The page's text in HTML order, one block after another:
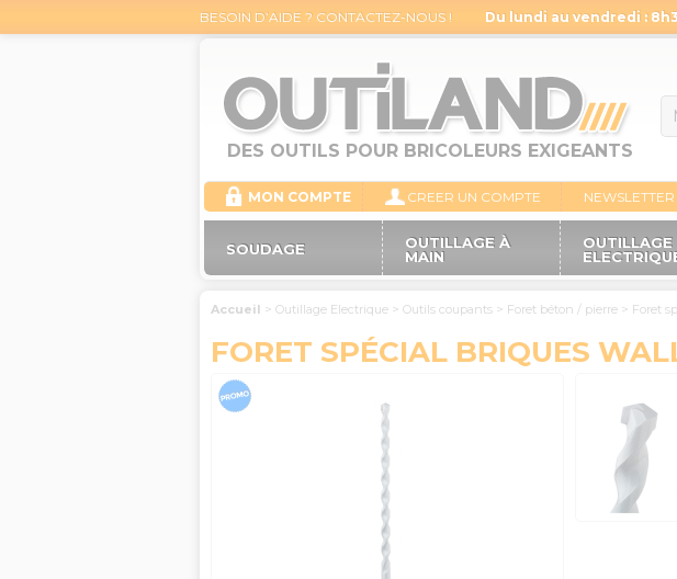
BESOIN D’AIDE ? CONTACTEZ-NOUS ! Du lundi au vendredi :
DES OUTILS POUR BRICOLEURS EXIGEANTS
MON COMPTE CREER UN COMPTE NEWSLETTER
SOUDAGE
OUTILLAGE À
MAIN
OUTILLAGE
Accueil > Outillage Electrique > Outils coupants > Foret béton / pierre > Foret
FORET SPÉCIAL BRIQUES